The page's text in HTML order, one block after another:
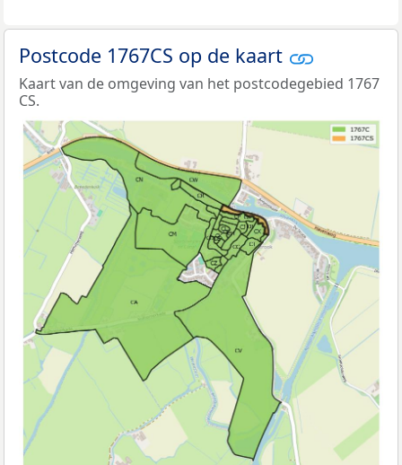
Postcode 1767CS op de kaart
Kaart van de omgeving van het postcodegebied 1767
CS.